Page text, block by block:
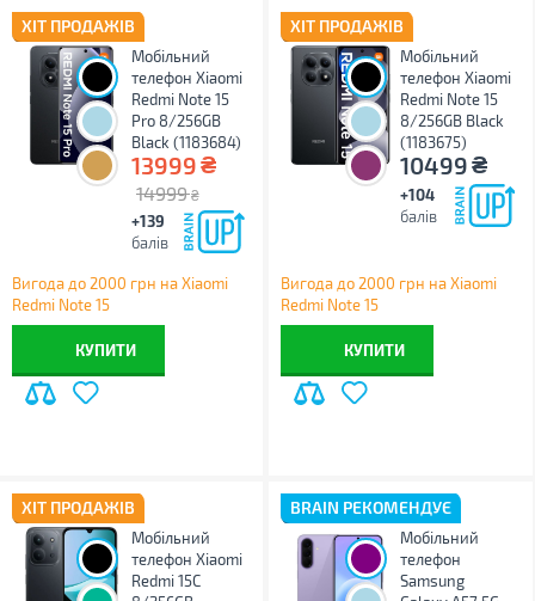
ХІТ ПРОДАЖІВ
Мобільний
телефон Xiaomi
Redmi Note 15
Pro 8/256GB
Black (1183684)
13999₴
14999 ₴
+139
балів
Вигода до 2000 грн на Xiaomi
Redmi Note 15
КУПИТИ
ХІТ ПРОДАЖІВ
Мобільний
телефон Xiaomi
Redmi Note 15
8/256GB Black
(1183675)
10499₴
+104
балів
Вигода до 2000 грн на Xiaomi
Redmi Note 15
КУПИТИ
ХІТ ПРОДАЖІВ
Мобільний
телефон Xiaomi
Redmi 15C
BRAIN РЕКОМЕНДУЄ
Мобільний
телефон
Samsung